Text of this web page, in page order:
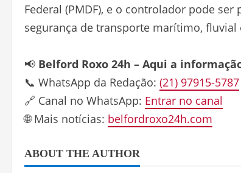
Federal (PMDF), e o controlador pode
segurança de transporte marítimo, fluvial
📢 Belford Roxo 24h – Aqui a
📞 WhatsApp da Redação: (21) 97915-5787
🔗 Canal no WhatsApp: Entrar no canal
🌐 Mais notícias: belfordroxo24h.com
ABOUT THE AUTHOR